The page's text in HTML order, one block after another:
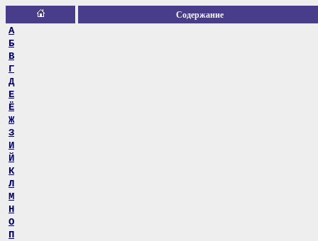
Содержание
А
Б
В
Г
Д
Е
Ё
Ж
З
И
Й
К
Л
М
Н
О
П